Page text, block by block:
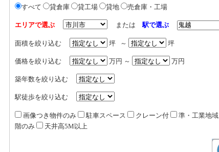
すべて 貸倉庫 貸工場 貸地 売倉庫・工場
エリアで選ぶ または駅で選ぶ
面積を絞り込む 坪 ～ 坪
価格を絞り込む 万円 ～ 万円
築年数を絞り込む
駅徒歩を絞り込む
画像つき物件のみ 駐車スペース クレーン付 準・工業地域
階のみ
天井高5M以上